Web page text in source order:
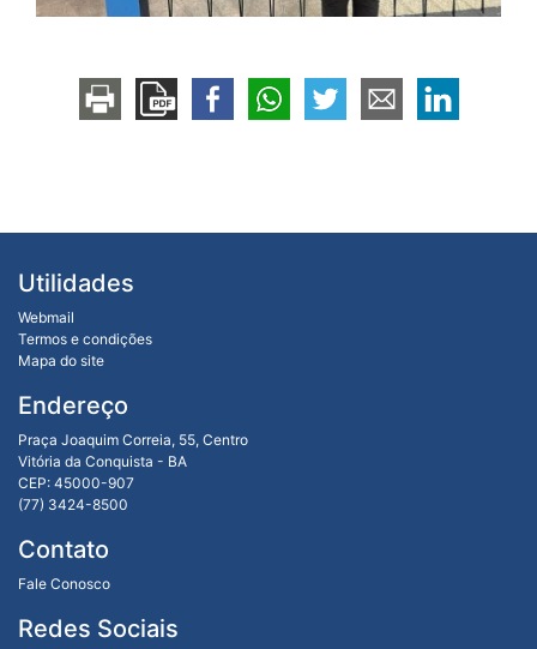
Utilidades
Webmail
Termos e condições
Mapa do site
Endereço
Praça Joaquim Correia, 55, Centro
Vitória da Conquista - BA
CEP: 45000-907
(77) 3424-8500
Contato
Fale Conosco
Redes Sociais